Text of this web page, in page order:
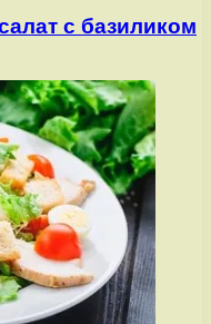
с базиликом